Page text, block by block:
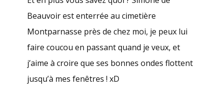
Beauvoir est enterrée au cimetière
Montparnasse près de chez moi, je peux lui
faire coucou en passant quand je veux, et
j’aime à croire que ses bonnes ondes flottent
jusqu’à mes fenêtres ! xD